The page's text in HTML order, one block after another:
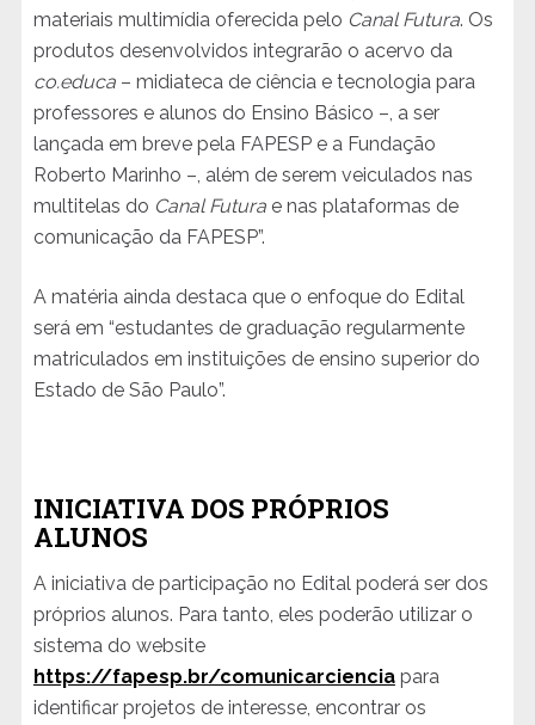
materiais multimídia oferecida pelo Canal Futura. Os
produtos desenvolvidos integrarão o acervo da
co.educa– midiateca de ciência e tecnologia para
professores e alunos do Ensino Básico –, a ser
lançada em breve pela FAPESP e a Fundação
Roberto Marinho –, além de serem veiculados nas
multitelas do Canal Futurae nas plataformas de
comunicação da FAPESP”.
A matéria ainda destaca que o enfoque do Edital
será em “estudantes de graduação regularmente
matriculados em instituições de ensino superior do
Estado de São Paulo”.
INICIATIVA DOS PRÓPRIOS
ALUNOS
A iniciativa de participação no Edital poderá ser dos
próprios alunos. Para tanto, eles poderão utilizar o
sistema do website
https://fapesp.br/comunicarcienciapara
identificar projetos de interesse, encontrar os